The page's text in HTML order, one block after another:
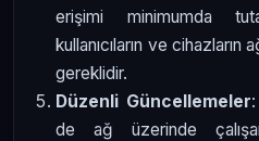
erişimi minimumda
kullanıcıların ve cihazların
gereklidir.
Düzenli Güncellemeler
de ağ üzerinde